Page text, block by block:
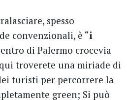
spesso
convenzionali, è “i
di Palermo crocevia
troverete una miriade di
turisti per percorrere la
green; Si può